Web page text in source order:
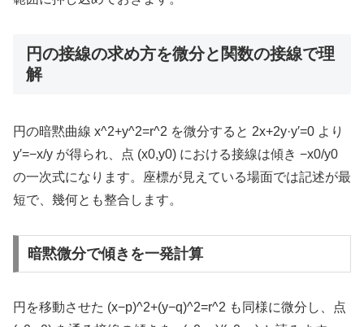
円の接線の求め方を微分と関数の接線で理
解
円の暗黙曲線 x^2+y^2=r^2 を微分すると 2x+2y·y′=0 より
y′=−x/y が得られ、点 (x0,y0) における接線は傾き −x0/y0
の一次式になります。座標が見えている場面では記述が最
短で、幾何とも整合します。
暗黙微分で傾きを一発計算
円を移動させた (x−p)^2+(y−q)^2=r^2 も同様に微分し、点